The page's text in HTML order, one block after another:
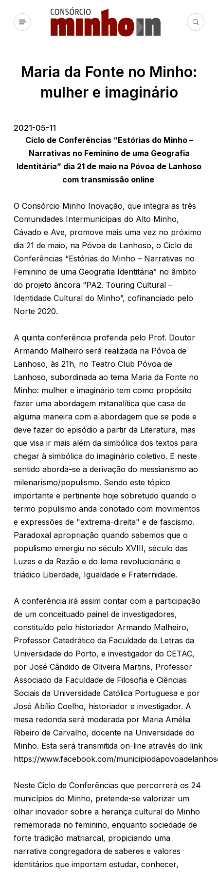
Maria da Fonte no Minho:
mulher e imaginário
2021-05-11
Ciclo de Conferências “Estórias do Minho –
Narrativas no Feminino de uma Geografia
Identitária” dia 21 de maio na Póvoa de Lanhoso
com transmissão online
O Consórcio Minho Inovação, que integra as três
Comunidades Intermunicipais do Alto Minho,
Cávado e Ave, promove mais uma vez no próximo
dia 21 de maio, na Póvoa de Lanhoso, o Ciclo de
Conferências “Estórias do Minho – Narrativas no
Feminino de uma Geografia Identitária” no âmbito
do projeto âncora “PA2. Touring Cultural –
Identidade Cultural do Minho”, cofinanciado pelo
Norte 2020.
A quinta conferência proferida pelo Prof. Doutor
Armando Malheiro será realizada na Póvoa de
Lanhoso, às 21h, no Teatro Club Póvoa de
Lanhoso, subordinada ao tema Maria da Fonte no
Minho: mulher e imaginário tem como propósito
fazer uma abordagem mitanalítica que casa de
alguma maneira com a abordagem que se pode e
deve fazer do episódio a partir da Literatura, mas
que visa ir mais além da simbólica dos textos para
chegar à simbólica do imaginário coletivo. E neste
sentido aborda-se a derivação do messianismo ao
milenarismo/populismo. Sendo este tópico
importante e pertinente hoje sobretudo quando o
termo populismo anda conotado com movimentos
e expressões de "extrema-direita" e de fascismo.
Paradoxal apropriação quando sabemos que o
populismo emergiu no século XVIII, século das
Luzes e da Razão e do lema revolucionário e
triádico Liberdade, Igualdade e Fraternidade.
A conferência irá assim contar com a participação
de um conceituado painel de investigadores,
constituído pelo historiador Armando Malheiro,
Professor Catedrático da Faculdade de Letras da
Universidade do Porto, e investigador do CETAC,
por José Cândido de Oliveira Martins, Professor
Associado da Faculdade de Filosofia e Ciências
Sociais da Universidade Católica Portuguesa e por
José Abílio Coelho, historiador e investigador. A
mesa redonda será moderada por Maria Amélia
Ribeiro de Carvalho, docente na Universidade do
Minho. Esta será transmitida on-line através do link
https://www.facebook.com/
Neste Ciclo de Conferências que percorrerá os 24
municípios do Minho, pretende-se valorizar um
olhar inovador sobre a herança cultural do Minho
rememorada no feminino, enquanto sociedade de
forte tradição matriarcal, propiciando uma
narrativa congregadora de saberes e valores
identitários que importam estudar, conhecer,